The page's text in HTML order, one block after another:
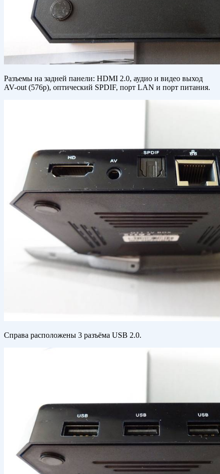
Разъемы на задней панели: HDMI 2.0, аудио и видео выход
AV-out (576p), оптический SPDIF, порт LAN и порт питания.
Справа расположены 3 разъёма USB 2.0.